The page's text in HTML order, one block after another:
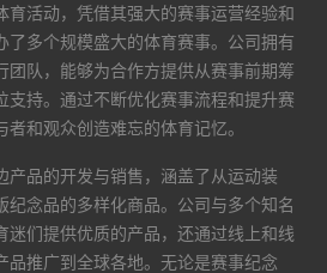
育活动，凭借其强大的赛事运营经验和
了多个规模盛大的体育赛事。公司拥有
团队，能够为合作方提供从赛事前期筹
支持。通过不断优化赛事流程和提升赛
和观众创造难忘的体育记忆。
产品的开发与销售，涵盖了从运动装
纪念品的多样化商品。公司与多个知名
迷们提供优质的产品，还通过线上和线
品推广到全球各地。无论是赛事纪念